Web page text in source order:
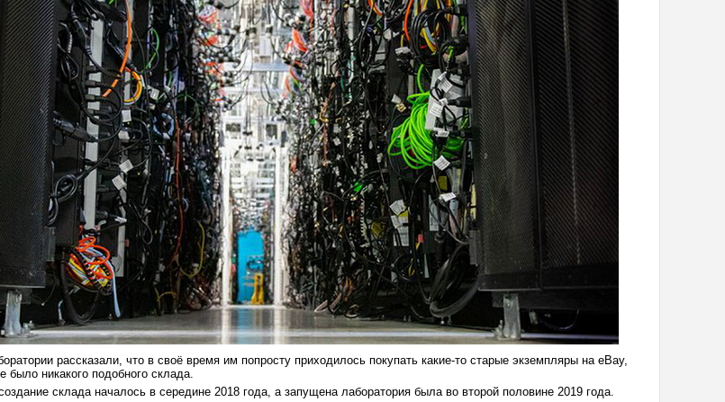
рассказали, что в своё время им попросту приходилось покупать какие-то старые экземпляры на eBay,
было никакого подобного склада.
склада началось в середине 2018 года, а запущена лаборатория была во второй половине 2019 года.